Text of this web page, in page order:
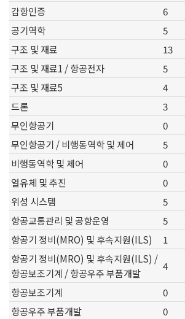
감항인증
6
공기역학
5
구조 및 재료
13
구조 및 재료1 / 항공전자
5
구조 및 재료5
4
드론
3
무인항공기
0
무인항공기 / 비행동역학 및 제어
5
비행동역학 및 제어
0
열유체 및 추진
0
위성 시스템
5
항공교통관리 및 공항운영
5
항공기 정비(MRO) 및 후속지원(ILS)
1
항공기 정비(MRO) 및 후속지원(ILS) /
항공보조기계 / 항공우주 부품개발
4
항공보조기계
0
항공우주 부품개발
0